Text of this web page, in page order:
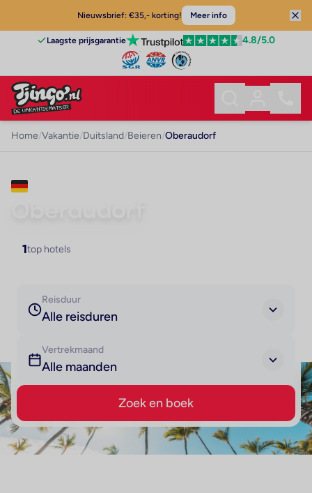
Nieuwsbrief: €35,- korting! Meer info
Laagste prijsgarantie 4.8/5.0
Home/Vakantie/Duitsland/Beieren/Oberaudorf
1 top hotels
Reisduur
Alle reisduren
Vertrekmaand
Alle maanden
Zoek en boek